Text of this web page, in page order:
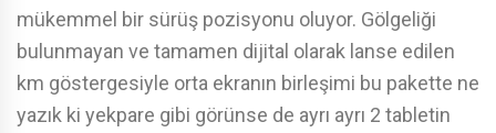
mükemmel bir sürüş pozisyonu oluyor. Gölgeliği
bulunmayan ve tamamen dijital olarak lanse edilen
km göstergesiyle orta ekranın birleşimi bu pakette ne
yazık ki yekpare gibi görünse de ayrı ayrı 2 tabletin